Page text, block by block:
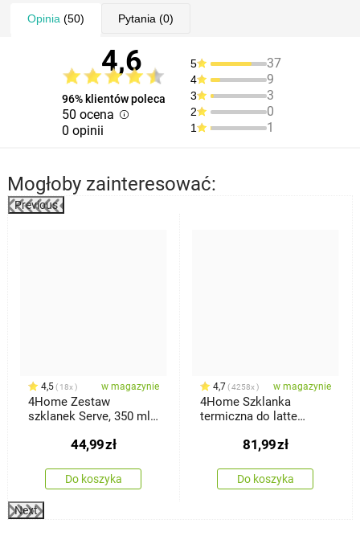
Opinia (50) Pytania (0)
4,6
96% klientów poleca
50 ocena
0 opinii
5 37
4 9
3 3
2 0
1 1
Mogłoby zainteresować:
Previous
4,5 18x w magazynie
4Home Zestaw
szklanek Serve, 350 ml,
44,99zł
Do koszyka
4,7 4258x w magazynie
4Home Szklanka
termiczna do latte
81,99zł
Do koszyka
Next